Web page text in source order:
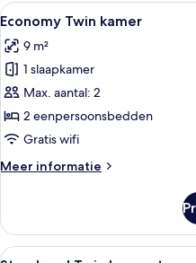
slaapkamers
Alle
foto's
voor
Economy
Twin
kamer
laden
5
Economy Twin kamer
9 m²
1 slaapkamer
Max. aantal: 2
2 eenpersoonsbedden
Gratis wifi
Meer informatie
Meer
Twin
kamer
Alle